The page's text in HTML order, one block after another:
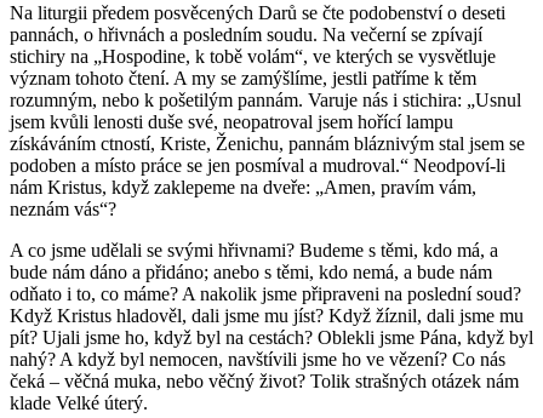
Na liturgii předem posvěcených Darů se čte podobenství o deseti
pannách, o hřivnách a posledním soudu. Na večerní se zpívají
stichiry na „Hospodine, k tobě volám“, ve kterých se vysvětluje
význam tohoto čtení. A my se zamýšlíme, jestli patříme k těm
rozumným, nebo k pošetilým pannám. Varuje nás i stichira: „Usnul
jsem kvůli lenosti duše své, neopatroval jsem hořící lampu
získáváním ctností, Kriste, Ženichu, pannám bláznivým stal jsem se
podoben a místo práce se jen posmíval a mudroval.“ Neodpoví-li
nám Kristus, když zaklepeme na dveře: „Amen, pravím vám,
neznám vás“?
A co jsme udělali se svými hřivnami? Budeme s těmi, kdo má, a
bude nám dáno a přidáno; anebo s těmi, kdo nemá, a bude nám
odňato i to, co máme? A nakolik jsme připraveni na poslední soud?
Když Kristus hladověl, dali jsme mu jíst? Když žíznil, dali jsme mu
pít? Ujali jsme ho, když byl na cestách? Oblekli jsme Pána, když byl
nahý? A když byl nemocen, navštívili jsme ho ve vězení? Co nás
čeká – věčná muka, nebo věčný život? Tolik strašných otázek nám
klade Velké úterý.